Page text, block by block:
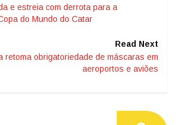
e estreia com derrota para a
do Mundo do Catar
Read Next
retoma obrigatoriedade de máscaras em
aeroportos e aviões